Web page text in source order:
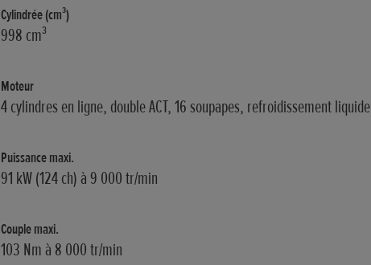
Cylindrée (cm³)
998 cm³
Moteur
4 cylindres en ligne, double ACT, 16 soupapes, refroidissement liquide
Puissance maxi.
91 kW (124 ch) à 9 000 tr/min
Couple maxi.
103 Nm à 8 000 tr/min